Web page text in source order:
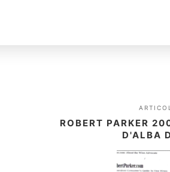
ROBERT PARKER
D'ALBA